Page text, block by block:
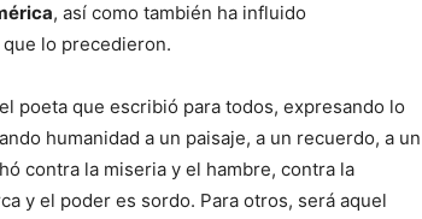
, así como también ha influido
lo precedieron.
poeta que escribió para todos, expresando lo
humanidad a un paisaje, a un recuerdo, a un
contra la miseria y el hambre, contra la
y el poder es sordo. Para otros, será aquel